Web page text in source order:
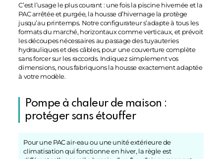
C’est l’usage le plus courant : une fois la piscine hivernée et la
PAC arrêtée et purgée, la housse d’hivernage la protège
jusqu’au printemps. Notre configurateur s’adapte à tous les
formats du marché, horizontaux comme verticaux, et prévoit
les découpes nécessaires au passage des tuyauteries
hydrauliques et des câbles, pour une couverture complète
sans forcer sur les raccords. Indiquez simplement vos
dimensions, nous fabriquons la housse exactement adaptée
à votre modèle.
Pompe à chaleur de maison :
protéger sans étouffer
Pour une PAC air-eau ou une unité extérieure de
climatisation qui fonctionne en hiver, la règle est